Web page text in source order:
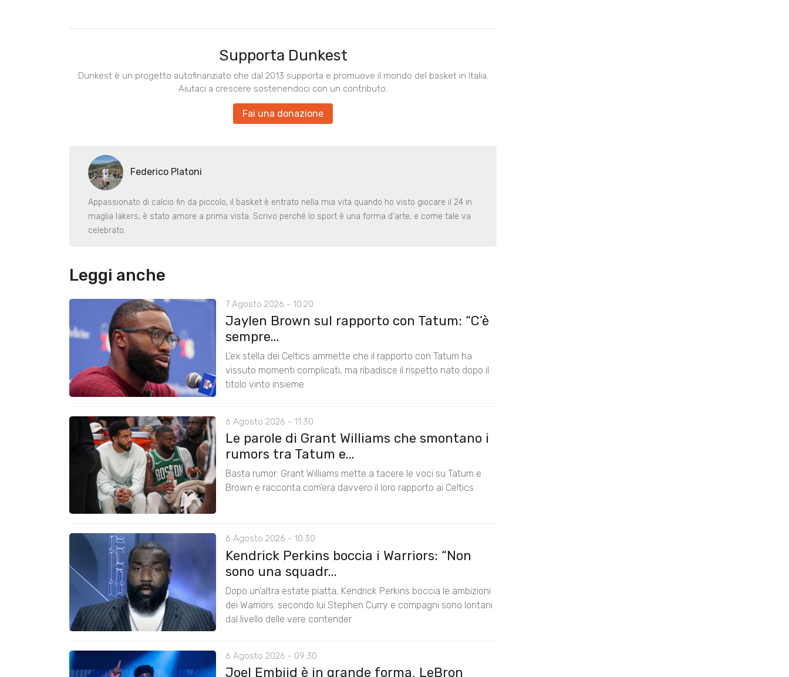
Supporta Dunkest
Dunkest è un progetto autofinanziato che dal 2013 supporta e promuove il mondo del basket in Italia.
Aiutaci a crescere sostenendoci con un contributo.
Fai una donazione
Federico Platoni
Appassionato di calcio fin da piccolo, il basket è entrato nella mia vita quando ho visto giocare il 24 in
maglia lakers, è stato amore a prima vista. Scrivo perché lo sport è una forma d'arte, e come tale va
celebrato.
Leggi anche
7 Agosto 2026 - 10:20
Jaylen Brown sul rapporto con Tatum: “C’è
sempre...
L’ex stella dei Celtics ammette che il rapporto con Tatum ha
vissuto momenti complicati, ma ribadisce il rispetto nato dopo il
titolo vinto insieme
6 Agosto 2026 - 11:30
Le parole di Grant Williams che smontano i
rumors tra Tatum e...
Basta rumor: Grant Williams mette a tacere le voci su Tatum e
Brown e racconta com’era davvero il loro rapporto ai Celtics
6 Agosto 2026 - 10:30
Kendrick Perkins boccia i Warriors: “Non
sono una squadr...
Dopo un’altra estate piatta, Kendrick Perkins boccia le ambizioni
dei Warriors: secondo lui Stephen Curry e compagni sono lontani
dal livello delle vere contender
6 Agosto 2026 - 09:30
Joel Embiid è in grande forma, LeBron